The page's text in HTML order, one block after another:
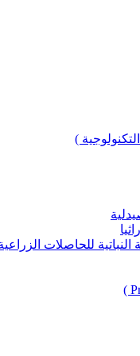
)
للحاصلات الزراعية